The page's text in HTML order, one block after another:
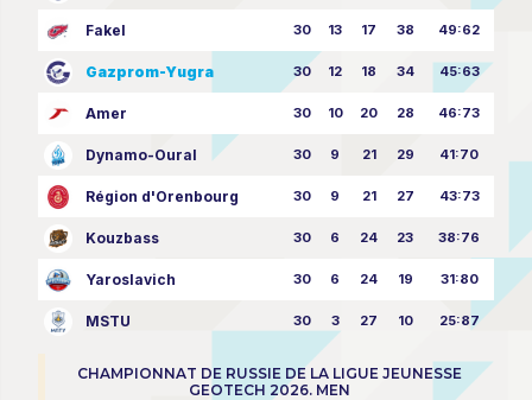
Fakel 30 13 17 38 49:62
Gazprom-Yugra 30 12 18 34 45:63
Amer 30 10 20 28 46:73
Dynamo-Oural 30 9 21 29 41:70
Région d'Orenbourg 30 9 21 27 43:73
Kouzbass 30 6 24 23 38:76
Yaroslavich 30 6 24 19 31:80
MSTU 30 3 27 10 25:87
CHAMPIONNAT DE RUSSIE DE LA LIGUE JEUNESSE
GEOTECH 2026. MEN